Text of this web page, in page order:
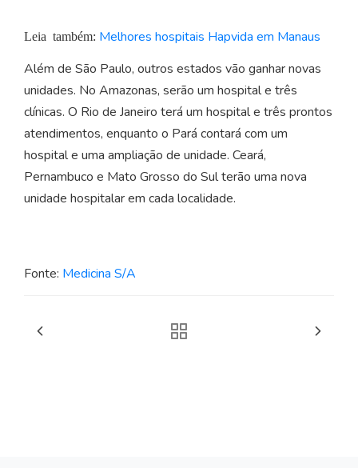
Leia também: Melhores hospitais Hapvida em Manaus
Além de São Paulo, outros estados vão ganhar novas
unidades. No Amazonas, serão um hospital e três
clínicas. O Rio de Janeiro terá um hospital e três prontos
atendimentos, enquanto o Pará contará com um
hospital e uma ampliação de unidade. Ceará,
Pernambuco e Mato Grosso do Sul terão uma nova
unidade hospitalar em cada localidade.
Fonte: Medicina S/A